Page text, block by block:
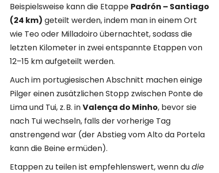
Beispielsweise kann die Etappe Padrón – Santiago
(24 km) geteilt werden, indem man in einem Ort
wie Teo oder Milladoiro übernachtet, sodass die
letzten Kilometer in zwei entspannte Etappen von
12–15 km aufgeteilt werden.
Auch im portugiesischen Abschnitt machen einige
Pilger einen zusätzlichen Stopp zwischen Ponte de
Lima und Tui, z. B. inValença do Minho, bevor sie
nach Tui wechseln, falls der vorherige Tag
anstrengend war (der Abstieg vom Alto da Portela
kann die Beine ermüden).
Etappen zu teilen ist empfehlenswert, wenn dudie